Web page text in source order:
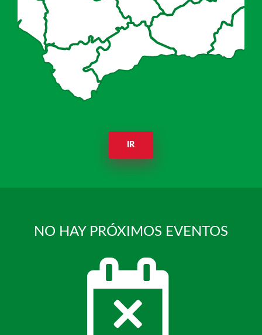
IR
NO HAY PRÓXIMOS EVENTOS